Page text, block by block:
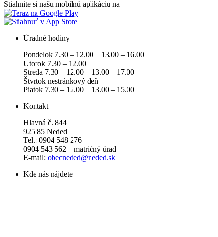
Stiahnite si našu mobilnú aplikáciu na
Úradné hodiny
Pondelok 7.30 – 12.00 13.00 – 16.00
Utorok 7.30 – 12.00
Streda 7.30 – 12.00 13.00 – 17.00
Štvrtok nestránkový deň
Piatok 7.30 – 12.00 13.00 – 15.00
Kontakt
Hlavná č. 844
925 85 Neded
Tel.: 0904 548 276
0904 543 562 – matričný úrad
E-mail: obecneded@neded.sk
Kde nás nájdete